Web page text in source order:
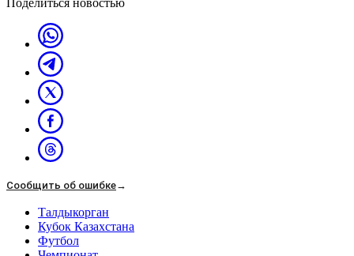
Поделиться новостью
Сообщить об ошибке→
Талдыкорган
Кубок Казахстана
Футбол